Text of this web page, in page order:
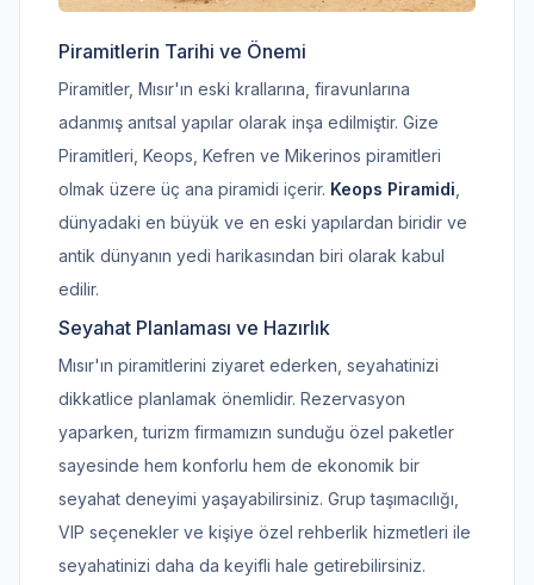
Piramitlerin Tarihi ve Önemi
Piramitler, Mısır'ın eski krallarına, firavunlarına
adanmış anıtsal yapılar olarak inşa edilmiştir. Gize
Piramitleri, Keops, Kefren ve Mikerinos piramitleri
olmak üzere üç ana piramidi içerir. Keops Piramidi
dünyadaki en büyük ve en eski yapılardan biridir ve
antik dünyanın yedi harikasından biri olarak kabul
edilir.
Seyahat Planlaması ve Hazırlık
Mısır'ın piramitlerini ziyaret ederken, seyahatinizi
dikkatlice planlamak önemlidir. Rezervasyon
yaparken, turizm firmamızın sunduğu özel paketler
sayesinde hem konforlu hem de ekonomik bir
seyahat deneyimi yaşayabilirsiniz. Grup taşımacılığı,
VIP seçenekler ve kişiye özel rehberlik hizmetleri ile
seyahatinizi daha da keyifli hale getirebilirsiniz.